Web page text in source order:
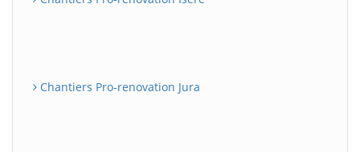
Chantiers Pro-renovation Jura